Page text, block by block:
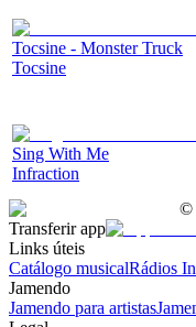
Tocsine - Monster Truck
Tocsine
Sing With Me
Infraction
©
Transferir app
Links úteis
Catálogo musicalRádios
Jamendo
Jamendo para artistas